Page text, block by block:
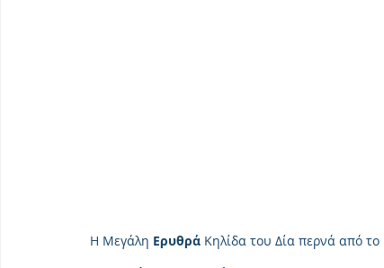
Η Μεγάλη Ερυθρά Κηλίδα του Δία περνά από